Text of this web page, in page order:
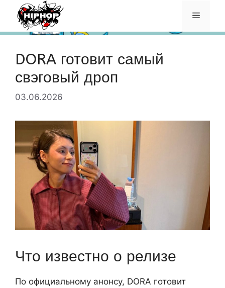
Перейти
содержимому
Меню
DORA готовит самый
свэговый дроп
03.06.2026
Что известно о релизе
По официальному анонсу, DORA готовит